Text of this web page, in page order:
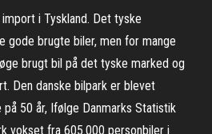
i Tyskland. Det tyske
gode brugte biler, men for mange
brugt bil på det tyske marked og
Den danske bilpark er blevet
50 år, Ifølge Danmarks Statistik
vokset fra 605.000 personbiler i